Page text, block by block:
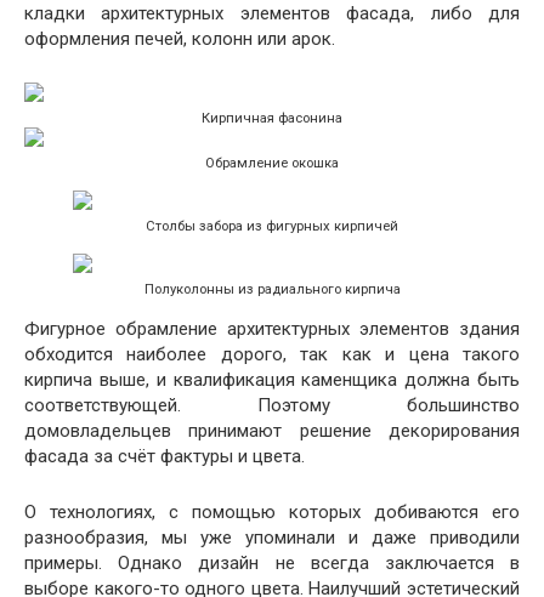
кладки архитектурных элементов фасада, либо для
оформления печей, колонн или арок.
Кирпичная фасонина
Обрамление окошка
Столбы забора из фигурных кирпичей
Полуколонны из радиального кирпича
Фигурное обрамление архитектурных элементов здания
обходится наиболее дорого, так как и цена такого
кирпича выше, и квалификация каменщика должна быть
соответствующей. Поэтому большинство
домовладельцев принимают решение декорирования
фасада за счёт фактуры и цвета.
О технологиях, с помощью которых добиваются его
разнообразия, мы уже упоминали и даже приводили
примеры. Однако дизайн не всегда заключается в
выборе какого-то одного цвета. Наилучший эстетический